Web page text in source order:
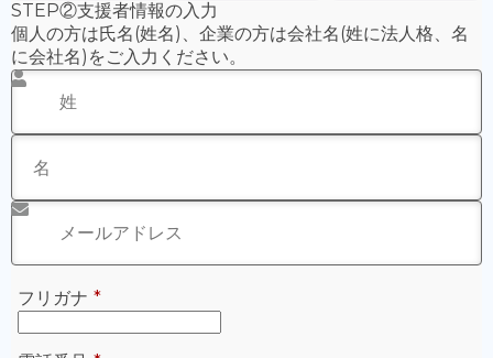
⑤「支援する」をクリックしてください。
決済後に
・クレジットカード利用は決済完了時
・銀行振込は口座への入金が確認出来次第（数日かかりま
す）
※年末年始に銀行振込の方は入金確認が1/4以降となりま
す。
す。